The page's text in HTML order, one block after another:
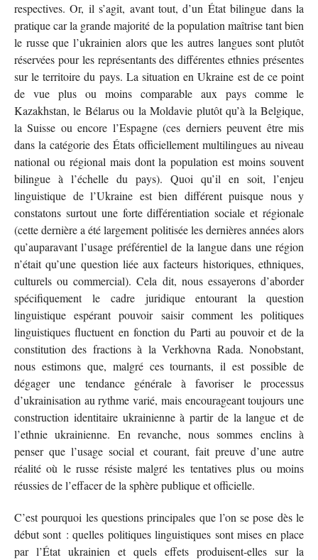
respectives. Or, il s’agit, avant tout, d’un État bilingue dans la
pratique car la grande majorité de la population maîtrise tant bien
le russe que l’ukrainien alors que les autres langues sont plutôt
réservées pour les représentants des différentes ethnies présentes
sur le territoire du pays. La situation en Ukraine est de ce point
de vue plus ou moins comparable aux pays comme le
Kazakhstan, le Bélarus ou la Moldavie plutôt qu’à la Belgique,
la Suisse ou encore l’Espagne (ces derniers peuvent être mis
dans la catégorie des États officiellement multilingues au niveau
national ou régional mais dont la population est moins souvent
bilingue à l’échelle du pays). Quoi qu’il en soit, l’enjeu
linguistique de l’Ukraine est bien différent puisque nous y
constatons surtout une forte différentiation sociale et régionale
(cette dernière a été largement politisée les dernières années alors
qu’auparavant l’usage préférentiel de la langue dans une région
n’était qu’une question liée aux facteurs historiques, ethniques,
culturels ou commercial). Cela dit, nous essayerons d’aborder
spécifiquement le cadre juridique entourant la question
linguistique espérant pouvoir saisir comment les politiques
linguistiques fluctuent en fonction du Parti au pouvoir et de la
constitution des fractions à la Verkhovna Rada. Nonobstant,
nous estimons que, malgré ces tournants, il est possible de
dégager une tendance générale à favoriser le processus
d’ukrainisation au rythme varié, mais encourageant toujours une
construction identitaire ukrainienne à partir de la langue et de
l’ethnie ukrainienne. En revanche, nous sommes enclins à
penser que l’usage social et courant, fait preuve d’une autre
réalité où le russe résiste malgré les tentatives plus ou moins
réussies de l’effacer de la sphère publique et officielle.
C’est pourquoi les questions principales que l’on se pose dès le
début sont : quelles politiques linguistiques sont mises en place
par l’État ukrainien et quels effets produisent-elles sur la